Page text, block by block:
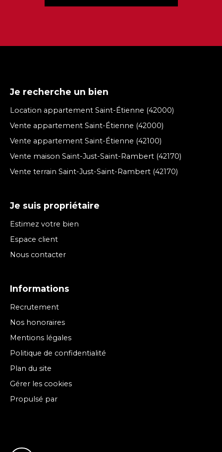
Je recherche un bien
Location appartement Saint-Étienne (42000)
Vente appartement Saint-Étienne (42000)
Vente appartement Saint-Étienne (42100)
Vente maison Saint-Just-Saint-Rambert (42170)
Vente terrain Saint-Just-Saint-Rambert (42170)
Je suis propriétaire
Estimez votre bien
Espace client
Nous contacter
Informations
Recrutement
Nos honoraires
Mentions légales
Politique de confidentialité
Plan du site
Gérer les cookies
Propulsé par